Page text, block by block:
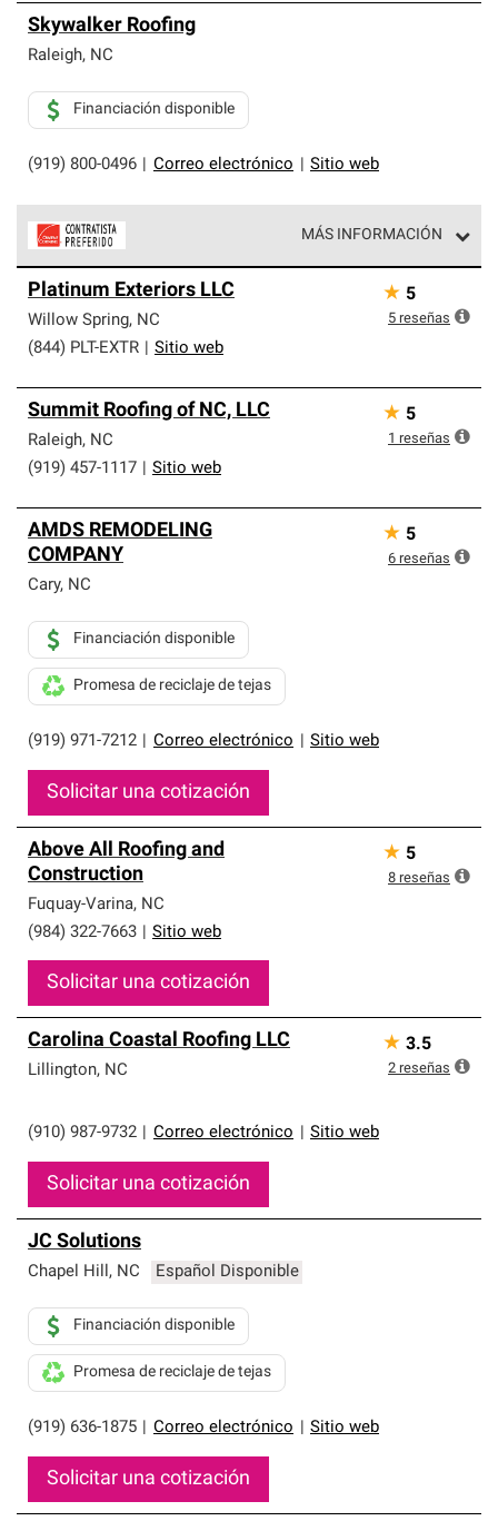
Skywalker Roofing
Raleigh, NC
(919) 800-0496 Correo electrónico Sitio web
Financiación disponible
MÁS INFORMACIÓN
parte de una red exclusiva de profesionales de techos
que cumplen con altos estándares y requisitos estrictos
de profesionalismo y confiabilidad.
Platinum Exteriors LLC
Willow Spring, NC
(844) PLT-EXTR
Sitio web
★ 5
5 reseñas
Summit Roofing of NC, LLC
Raleigh, NC
(919) 457-1117
Sitio web
★ 5
1 reseñas
AMDS REMODELING
COMPANY
Cary, NC
(919) 971-7212 Correo electrónico Sitio web
Financiación disponible
Promesa de reciclaje de tejas
Solicitar una cotización
★ 5
6 reseñas
Above All Roofing and
Construction
Fuquay-Varina, NC
(984) 322-7663
Sitio web
Solicitar una cotización
★ 5
8 reseñas
Carolina Coastal Roofing LLC
Lillington, NC
(910) 987-9732 Correo electrónico Sitio web
Solicitar una cotización
★ 3.5
2 reseñas
JC Solutions
Chapel Hill, NC Español Disponible
(919) 636-1875 Correo electrónico Sitio web
Financiación disponible
Promesa de reciclaje de tejas
Solicitar una cotización